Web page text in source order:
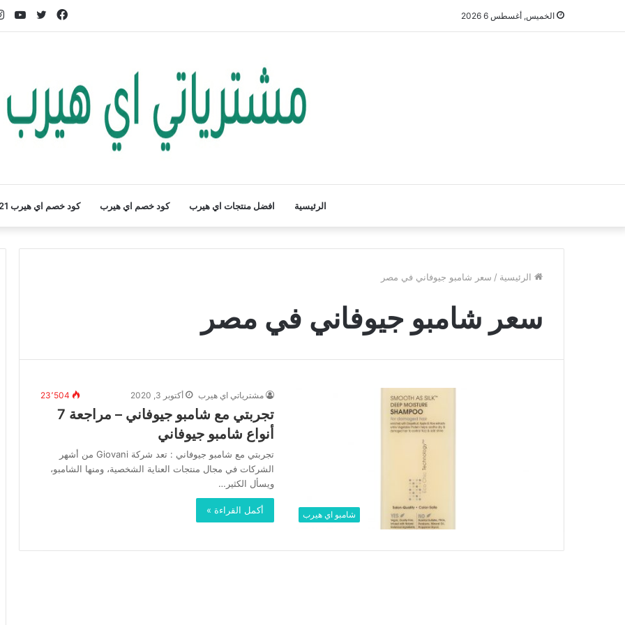
الخميس, أغسطس 6 2026 تويتر
فيسبوك
الرئيسية افضل منتجات اي هيرب كود خصم اي هيرب كود خصم اي هيرب 2021
الرئيسية / سعر شامبو جيوفاني في مصر
سعر شامبو جيوفاني في مصر
شامبو اي هيرب
مشترياتي اي هيرب أكتوبر 3, 2020 23٬504
تجربتي مع شامبو جيوفاني – مراجعة 7
أنواع شامبو جيوفاني
تجربتي مع شامبو جيوفاني : تعد شركة Giovani من أشهر
الشركات في مجال منتجات العناية الشخصية، ومنها الشامبو،
ويسأل الكثير…
أكمل القراءة »